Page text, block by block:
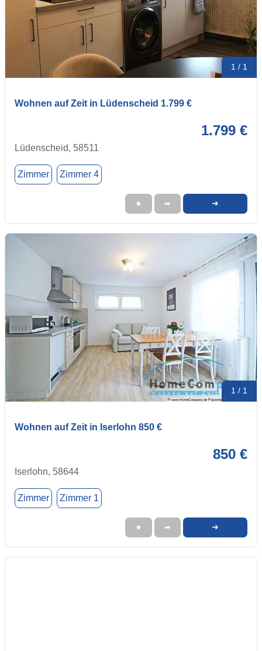
1 / 1
Wohnen auf Zeit in Lüdenscheid 1.799 €
1.799 €
Lüdenscheid, 58511
Zimmer Zimmer 4
★ ➦ ➜
1 / 1
Wohnen auf Zeit in Iserlohn 850 €
850 €
Iserlohn, 58644
Zimmer Zimmer 1
★ ➦ ➜